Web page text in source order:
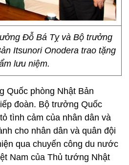
Đỗ Bá Tỵ và Bộ trưởng
Itsunori Onodera trao tặng
lưu niệm.
Quốc phòng Nhật Bản
đoàn. Bộ trưởng Quốc
tình cảm của nhân dân và
cho nhân dân và quân đội
qua chuyến công du nước
Nam của Thủ tướng Nhật